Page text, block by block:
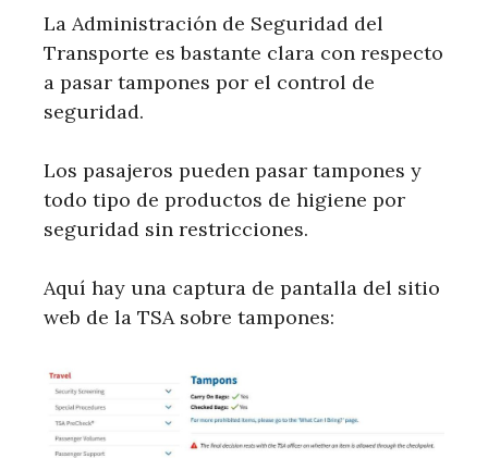
La Administración de Seguridad del
Transporte es bastante clara con respecto
a pasar tampones por el control de
seguridad.
Los pasajeros pueden pasar tampones y
todo tipo de productos de higiene por
seguridad sin restricciones.
Aquí hay una captura de pantalla del sitio
web de la TSA sobre tampones: